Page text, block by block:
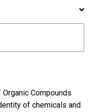
Compounds
of chemicals and